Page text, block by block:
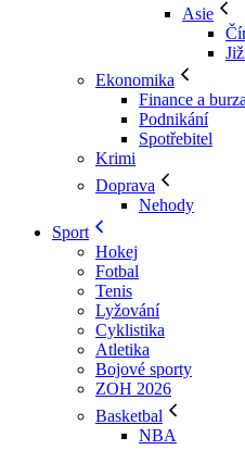
Asie
Ekonomika
Finance a burza
Podnikání
Spotřebitel
Krimi
Doprava
Nehody
Sport
Hokej
Fotbal
Tenis
Lyžování
Cyklistika
Atletika
Bojové sporty
ZOH 2026
Basketbal
NBA